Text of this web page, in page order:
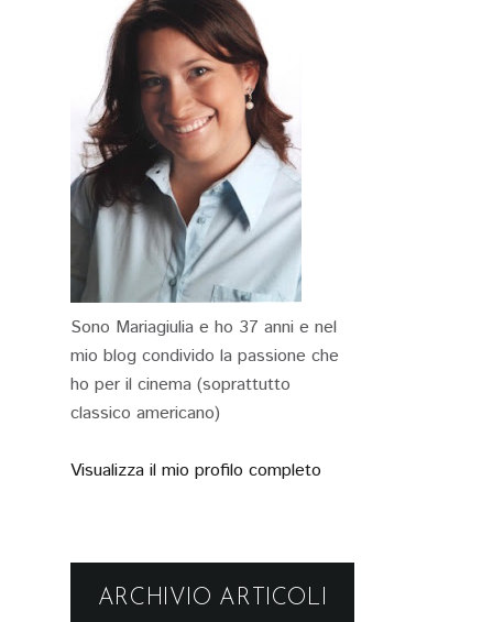
Sono Mariagiulia e ho 37 anni e nel
mio blog condivido la passione che
ho per il cinema (soprattutto
classico americano)
Visualizza il mio profilo completo
ARCHIVIO ARTICOLI